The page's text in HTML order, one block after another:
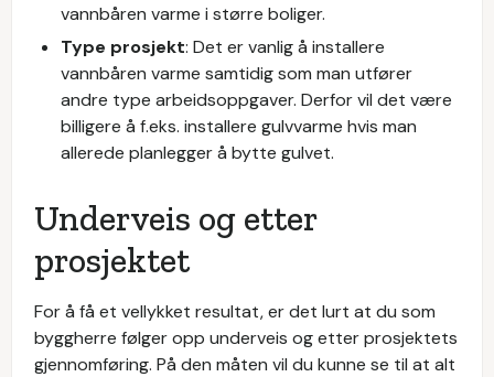
vannbåren varme i større boliger.
Type prosjekt: Det er vanlig å installere
vannbåren varme samtidig som man utfører
andre type arbeidsoppgaver. Derfor vil det være
billigere å f.eks. installere gulvvarme hvis man
allerede planlegger å bytte gulvet.
Underveis og etter
prosjektet
For å få et vellykket resultat, er det lurt at du som
byggherre følger opp underveis og etter prosjektets
gjennomføring. På den måten vil du kunne se til at alt